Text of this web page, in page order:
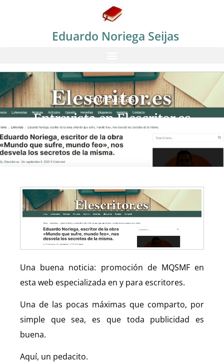
Eduardo Noriega Seijas
Entrevistas
Entrevista en Elescritor.es
Una buena noticia: promoción de MQSMF en
esta web especializada en y para escritores.
Una de las pocas máximas que comparto, por
simple que sea, es que toda publicidad es
buena.
Aquí, un pedacito.